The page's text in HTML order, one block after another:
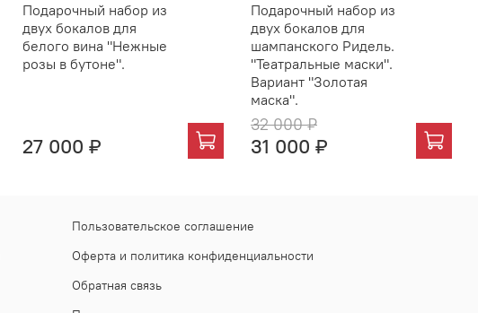
Подарочный набор из
двух бокалов для
белого вина "Нежные
розы в бутоне".
27 000 ₽
Подарочный набор из
двух бокалов для
шампанского Ридель.
"Театральные маски".
Вариант "Золотая
маска".
32 000 ₽
31 000 ₽
Пользовательское соглашение
Оферта и политика конфиденциальности
Обратная связь